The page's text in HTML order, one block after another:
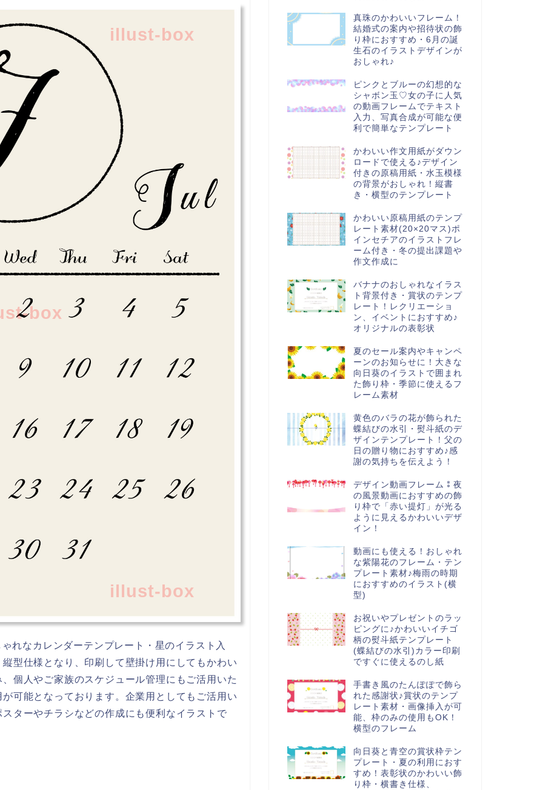
box
illust-box
illust-box
れなカレンダーテンプレート・星のイラスト入
型仕様となり、印刷して壁掛け用にしてもかわい
個人やご家族のスケジュール管理にもご活用いた
可能となっております。企業用としてもご活用い
ターやチラシなどの作成にも便利なイラストで
真珠のかわいいフレーム！
結婚式の案内や招待状の飾
り枠におすすめ・6月の誕
生石のイラストデザインが
おしゃれ♪
ピンクとブルーの幻想的な
シャボン玉♡女の子に人気
の動画フレームでテキスト
入力、写真合成が可能な便
利で簡単なテンプレート
かわいい作文用紙がダウン
ロードで使える♪デザイン
付きの原稿用紙・水玉模様
の背景がおしゃれ！縦書
き・横型のテンプレート
かわいい原稿用紙のテンプ
レート素材(20×20マス)ポ
インセチアのイラストフレ
ーム付き・冬の提出課題や
作文作成に
バナナのおしゃれなイラス
ト背景付き・賞状のテンプ
レート！レクリエーショ
ン、イベントにおすすめ♪
オリジナルの表彰状
夏のセール案内やキャンペ
ーンのお知らせに！大きな
向日葵のイラストで囲まれ
た飾り枠・季節に使えるフ
レーム素材
黄色のバラの花が飾られた
蝶結びの水引・熨斗紙のデ
ザインテンプレート！父の
日の贈り物におすすめ♪感
謝の気持ちを伝えよう！
デザイン動画フレーム⁑夜
の風景動画におすすめの飾
り枠で「赤い提灯」が光る
ように見えるかわいいデザ
イン！
動画にも使える！おしゃれ
な紫陽花のフレーム・テン
プレート素材♪梅雨の時期
におすすめのイラスト(横
型)
お祝いやプレゼントのラッ
ピングに♪かわいいイチゴ
柄の熨斗紙テンプレート
(蝶結びの水引)カラー印刷
ですぐに使えるのし紙
手書き風のたんぽぽで飾ら
れた感謝状♪賞状のテンプ
レート素材・画像挿入が可
能、枠のみの使用もOK！
横型のフレーム
向日葵と青空の賞状枠テン
プレート・夏の利用におす
すめ！表彰状のかわいい飾
り枠・横書き仕様、